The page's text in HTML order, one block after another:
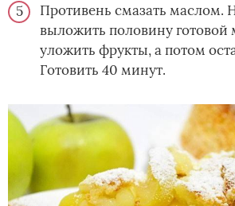
Противень смазать маслом.
выложить половину готовой
уложить фрукты, а потом
Готовить 40 минут.